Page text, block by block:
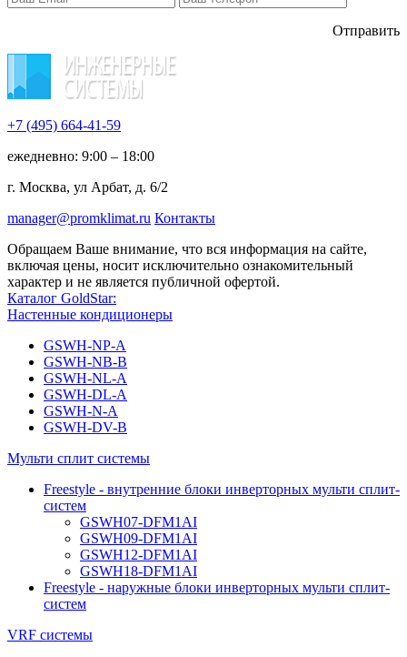
Отправить
+7 (495) 664-41-59
ежедневно: 9:00 – 18:00
г. Москва, ул Арбат, д. 6/2
manager@promklimat.ru Контакты
Обращаем Ваше внимание, что вся информация на сайте,
включая цены, носит исключительно ознакомительный
характер и не является публичной офертой.
Каталог GoldStar:
Настенные кондиционеры
GSWH-NP-A
GSWH-NB-B
GSWH-NL-A
GSWH-DL-A
GSWH-N-A
GSWH-DV-B
Мульти сплит системы
Freestyle - внутренние блоки инверторных мульти сплит-
систем
GSWH07-DFM1AI
GSWH09-DFM1AI
GSWH12-DFM1AI
GSWH18-DFM1AI
Freestyle - наружные блоки инверторных мульти сплит-
систем
VRF системы